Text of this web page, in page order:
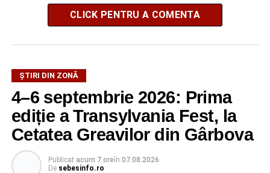
CLICK PENTRU A COMENTA
ȘTIRI DIN ZONĂ
4–6 septembrie 2026: Prima
ediție a Transylvania Fest, la
Cetatea Greavilor din Gârbova
Publicat acum 7 oreîn 07.08.2026
De sebesinfo.ro